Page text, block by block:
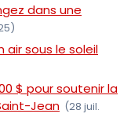
dans une
air sous le soleil
$ pour soutenir la
Jean (28 juil.